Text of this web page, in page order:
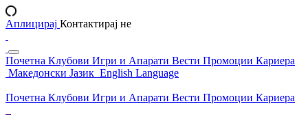
Аплицирај Контактирај не
Почетна Клубови Игри и Апарати Вести Промоции Кариера
Македонски Јазик English Language
Почетна Клубови Игри и Апарати Вести Промоции Кариера